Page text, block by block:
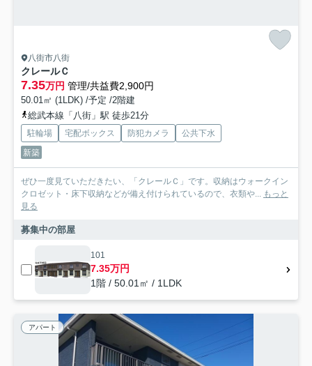
八街市八街
クレールＣ
7.35万円 管理/共益費2,900円
50.01㎡ (1LDK) /予定 /2階建
総武本線「八街」駅 徒歩21分
駐輪場 宅配ボックス 防犯カメラ
公共下水
新築
ぜひ一度見ていただきたい、「クレールＣ」です。収納はウォークイン
クロゼット・床下収納などが備え付けられているので、衣類や... もっと
見る
募集中の部屋
101
7.35万円
1階 / 50.01㎡ / 1LDK
アパート